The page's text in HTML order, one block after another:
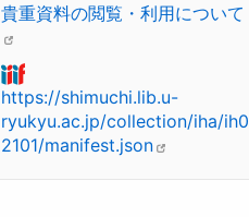
貴重資料の閲覧・利用について
https://shimuchi.lib.u-
ryukyu.ac.jp/collection/iha/ih0
2101/manifest.json